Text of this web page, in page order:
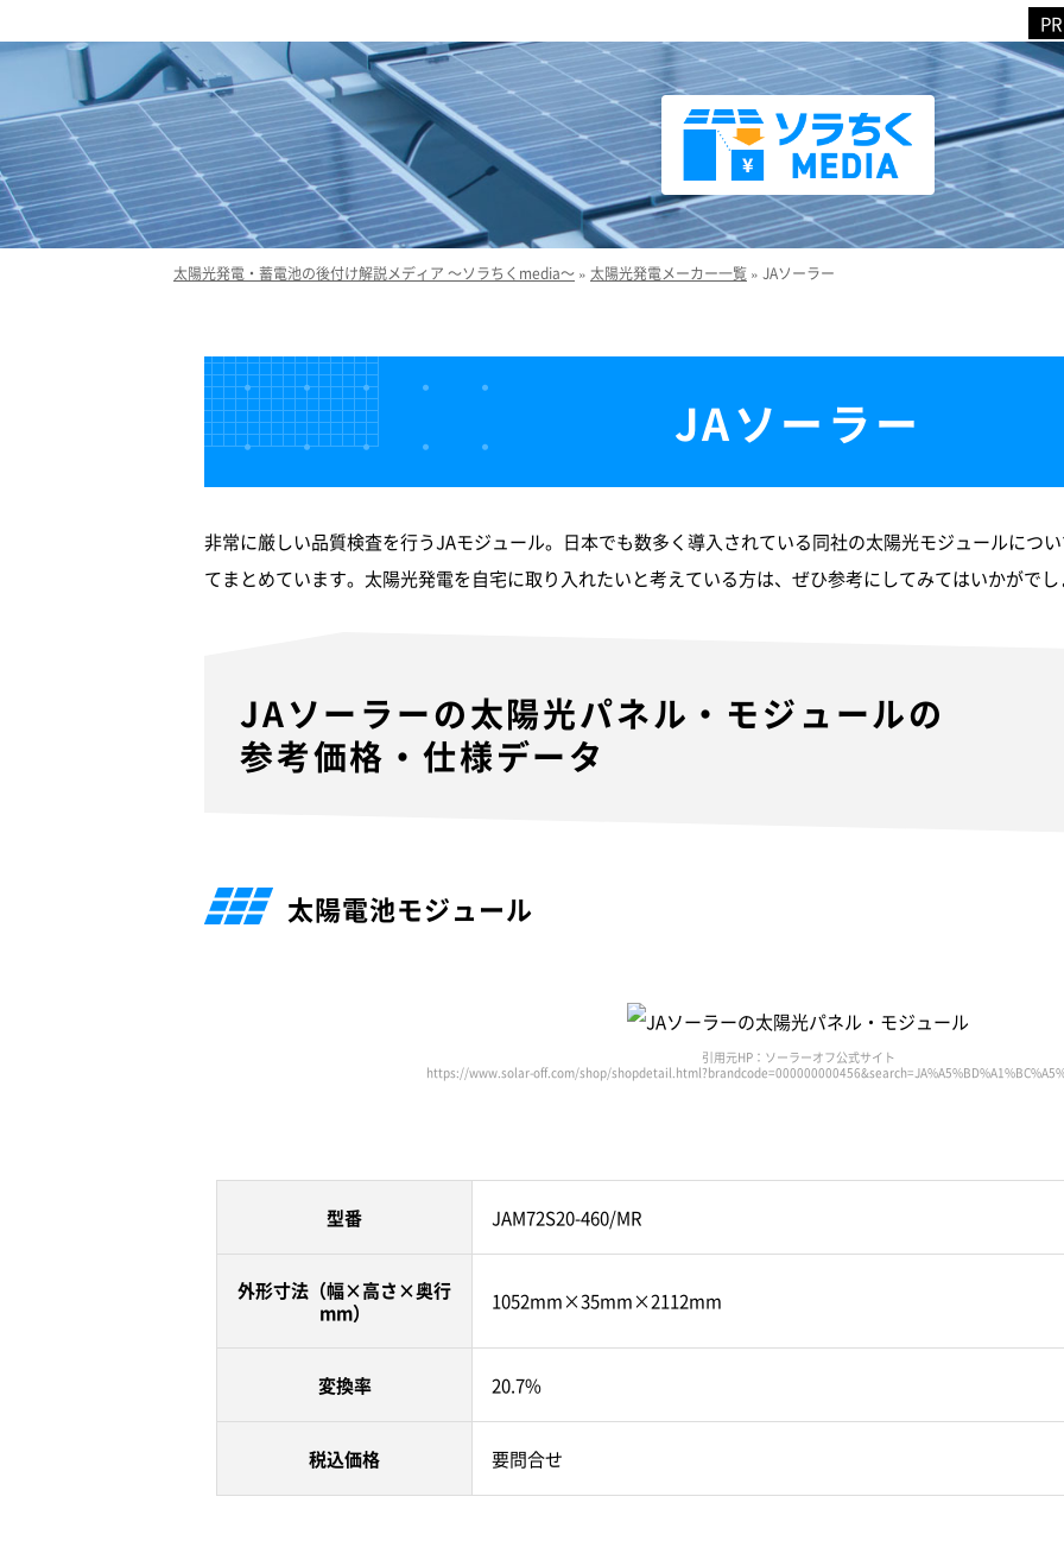
太陽光発電・蓄電池の後付け解説メディア ～ソラちくmedia～ » 太陽光発電メーカー一覧 » JAソーラー
JAソーラー
非常に厳しい品質検査を行うJAモジュール。日本でも数多く導入されている同社の太陽光モジュールにつ
てまとめています。太陽光発電を自宅に取り入れたいと考えている方は、ぜひ参考にしてみてはいかがでし
JAソーラーの太陽光パネル・モジュールの
参考価格・仕様データ
太陽電池モジュール
引用元HP：ソーラーオフ公式サイト
https://www.solar-off.com/shop/
型番 JAM72S20-460/MR
外形寸法（幅×高さ×奥行
mm）
1052mm×35mm×2112mm
変換率 20.7%
税込価格 要問合せ